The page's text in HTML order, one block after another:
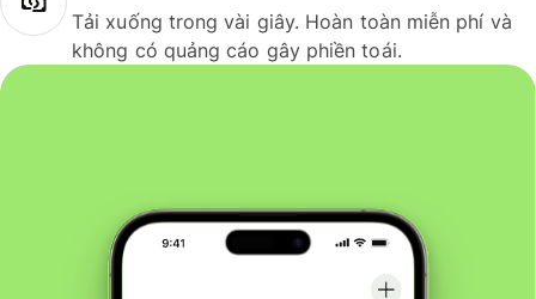
Tải xuống trong vài giây. Hoàn toàn miễn phí và
không có quảng cáo gây phiền toái.